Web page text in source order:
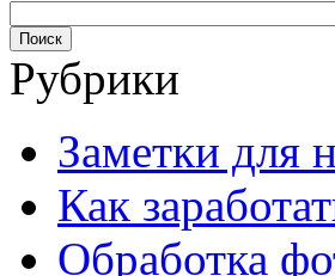
Рубрики
Заметки для
Как
Обработка